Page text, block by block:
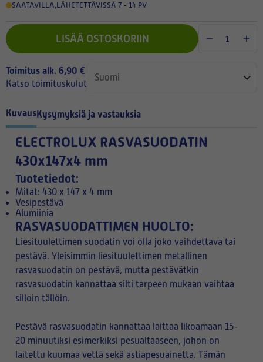
SAATAVILLA,LÄHETETTÄVISSÄ 7 - 14 PV
LISÄÄ OSTOSKORIIN
Toimitus alk. 6,90 €
Katso toimituskulut
KuvausKysymyksiä ja vastauksia
ELECTROLUX RASVASUODATIN
430x147x4 mm
Tuotetiedot:
Mitat: 430 x 147 x 4 mm
Vesipestävä
Alumiinia
RASVASUODATTIMEN HUOLTO:
Liesituulettimen suodatin voi olla joko vaihdettava tai
pestävä. Yleisimmin liesituulettimen metallinen
rasvasuodatin on pestävä, mutta pestävätkin
rasvasuodatin kannattaa silti tarpeen mukaan vaihtaa
silloin tällöin.
Pestävä rasvasuodatin kannattaa laittaa likoamaan 15-
20 minuutiksi esimerkiksi pesualtaaseen, johon on
laitettu kuumaa vettä sekä astiapesuainetta. Tämän